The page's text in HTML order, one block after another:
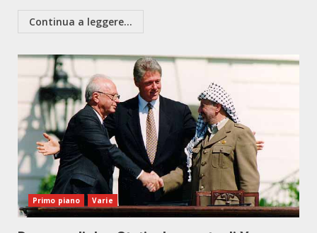
Continua a leggere...
Primo piano Varie